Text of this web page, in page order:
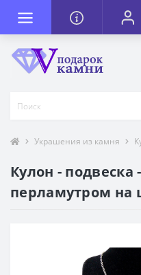
Украшения из камня
Кулон - подвеска
перламутром на